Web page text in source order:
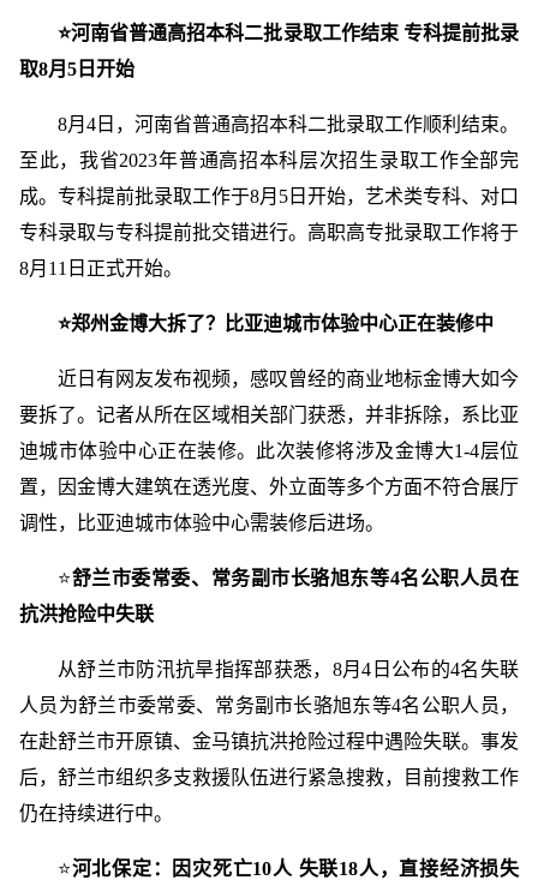
⭐河南省普通高招本科二批录取工作结束 专科提前批录
取8月5日开始
8月4日，河南省普通高招本科二批录取工作顺利结束。
至此，我省2023年普通高招本科层次招生录取工作全部完
成。专科提前批录取工作于8月5日开始，艺术类专科、对口
专科录取与专科提前批交错进行。高职高专批录取工作将于
8月11日正式开始。
⭐郑州金博大拆了？比亚迪城市体验中心正在装修中
近日有网友发布视频，感叹曾经的商业地标金博大如今
要拆了。记者从所在区域相关部门获悉，并非拆除，系比亚
迪城市体验中心正在装修。此次装修将涉及金博大1-4层位
置，因金博大建筑在透光度、外立面等多个方面不符合展厅
调性，比亚迪城市体验中心需装修后进场。
⭐舒兰市委常委、常务副市长骆旭东等4名公职人员在
抗洪抢险中失联
从舒兰市防汛抗旱指挥部获悉，8月4日公布的4名失联
人员为舒兰市委常委、常务副市长骆旭东等4名公职人员，
在赴舒兰市开原镇、金马镇抗洪抢险过程中遇险失联。事发
后，舒兰市组织多支救援队伍进行紧急搜救，目前搜救工作
仍在持续进行中。
⭐河北保定：因灾死亡10人 失联18人，直接经济损失